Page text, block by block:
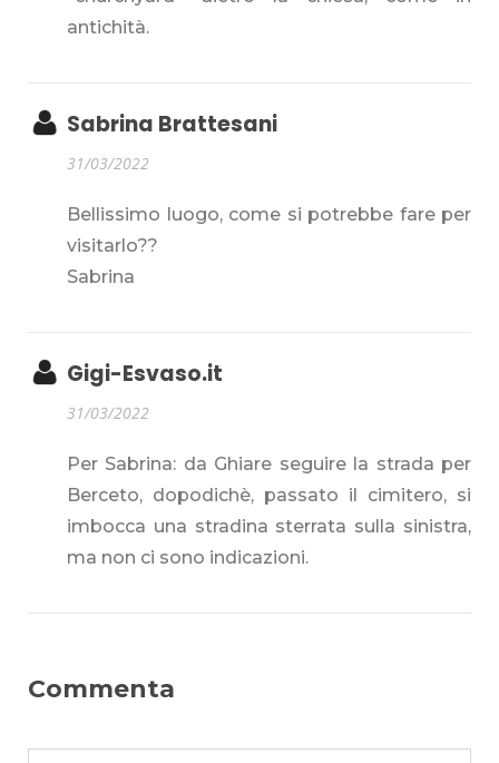
antichità.
Sabrina Brattesani
31/03/2022
Bellissimo luogo, come si potrebbe fare per
visitarlo??
Sabrina
Gigi-Esvaso.it
31/03/2022
Per Sabrina: da Ghiare seguire la strada per
Berceto, dopodichè, passato il cimitero, si
imbocca una stradina sterrata sulla sinistra,
ma non ci sono indicazioni.
Commenta